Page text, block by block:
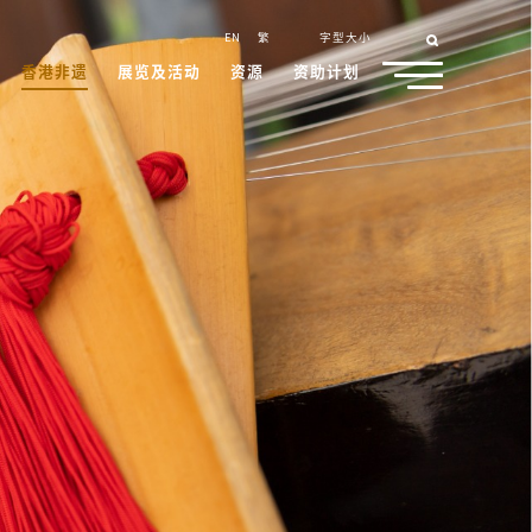
香港非遗 展览及活动 资源 资助计划
EN 繁 字型大小